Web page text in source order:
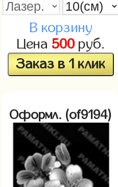
В корзину
Цена 500руб.
Заказ в 1 клик
Оформл. (of9194)